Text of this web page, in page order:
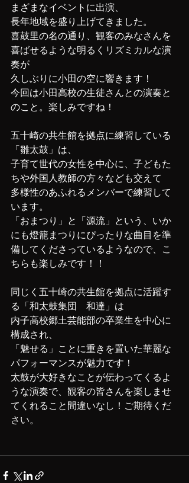
まざまなイベントに出演、
長年地域を盛り上げてきました。
喜鼓里の名の通り、観客のみなさんを
喜ばせるような明るくリズミカルな演
奏が
久しぶりに小田の空に響きます！
今回は小田高校の生徒さんとの演奏と
のこと。楽しみですね！
五十崎の共生館を拠点に練習している
「雛太鼓」は、
子育て世代の女性を中心に、子どもた
ちや外国人教師の方々なども交えて
多様性のあふれるメンバーで練習して
います。
「おまつり」と「源流」という、いか
にも燈籠まつりにぴったりな曲目を準
備してくださっているようなので、こ
ちらも楽しみです！！
同じく五十崎の共生館を拠点に活躍す
る「和太鼓集団　和達」は
内子高校郷土芸能部の卒業生を中心に
構成され、
「魅せる」ことに重きを置いた華麗な
パフォーマンスが魅力です！
太鼓が大好きなことが伝わってくるよ
うな演奏で、観客の皆さんを楽しませ
てくれること間違いなし！ご期待くだ
さい。